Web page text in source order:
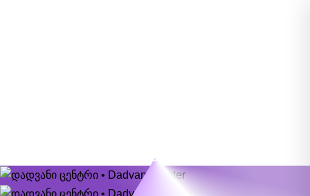
ონლაინ ჩაწერა